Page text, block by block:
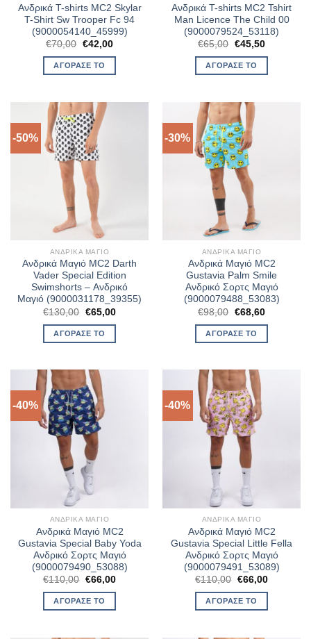
Ανδρικά T-shirts MC2 Skylar
T-Shirt Sw Trooper Fc 94
(9000054140_45999)
€70,00 Original
was:
€70,00.
€42,00Η
ΑΓΌΡΑΣΈ ΤΟ
Ανδρικά T-shirts MC2 Tshirt
Man Licence The Child 00
(9000079524_53118)
€65,00 Original
was:
€65,00.
€45,50Η
ΑΓΌΡΑΣΈ ΤΟ
-50%
ΑΝΔΡΙΚΆ ΜΑΓΙΌ
Ανδρικά Μαγιό MC2 Darth
Vader Special Edition
Swimshorts – Ανδρικό
Μαγιό (9000031178_39355)
€130,00 Original
price
was:
€130,00.
€65,00Η
ΑΓΌΡΑΣΈ ΤΟ
-30%
ΑΝΔΡΙΚΆ ΜΑΓΙΌ
Ανδρικά Μαγιό MC2
Gustavia Palm Smile
Ανδρικό Σορτς Μαγιό
(9000079488_53083)
€98,00 Original
price
was:
€98,00.
€68,60Η
τιμή
ΑΓΌΡΑΣΈ ΤΟ
-40%
ΑΝΔΡΙΚΆ ΜΑΓΙΌ
Ανδρικά Μαγιό MC2
Gustavia Special Baby Yoda
Ανδρικό Σορτς Μαγιό
(9000079490_53088)
€110,00 Original
was:
€110,00.
€66,00Η
ΑΓΌΡΑΣΈ ΤΟ
-40%
ΑΝΔΡΙΚΆ ΜΑΓΙΌ
Ανδρικά Μαγιό MC2
Gustavia Special Little Fella
Ανδρικό Σορτς Μαγιό
(9000079491_53089)
€110,00 Original
was:
€110,00.
€66,00Η
ΑΓΌΡΑΣΈ ΤΟ